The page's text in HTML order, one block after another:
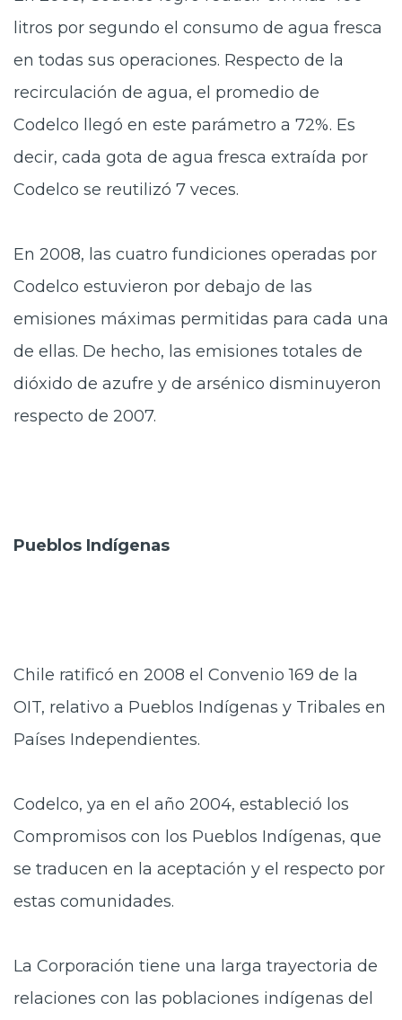
litros por segundo el consumo de agua fresca
en todas sus operaciones. Respecto de la
recirculación de agua, el promedio de
Codelco llegó en este parámetro a 72%. Es
decir, cada gota de agua fresca extraída por
Codelco se reutilizó 7 veces.
En 2008, las cuatro fundiciones operadas por
Codelco estuvieron por debajo de las
emisiones máximas permitidas para cada una
de ellas. De hecho, las emisiones totales de
dióxido de azufre y de arsénico disminuyeron
respecto de 2007.
Pueblos Indígenas
Chile ratificó en 2008 el Convenio 169 de la
OIT, relativo a Pueblos Indígenas y Tribales en
Países Independientes.
Codelco, ya en el año 2004, estableció los
Compromisos con los Pueblos Indígenas, que
se traducen en la aceptación y el respecto por
estas comunidades.
La Corporación tiene una larga trayectoria de
relaciones con las poblaciones indígenas del